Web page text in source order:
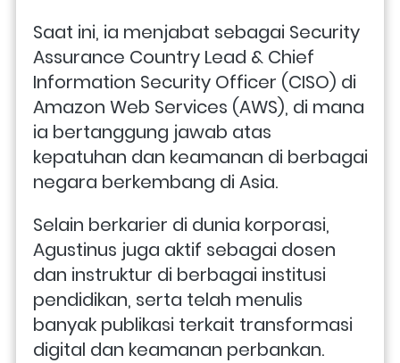
Saat ini, ia menjabat sebagai Security
Assurance Country Lead & Chief
Information Security Officer (CISO) di
Amazon Web Services (AWS), di mana
ia bertanggung jawab atas
kepatuhan dan keamanan di berbagai
negara berkembang di Asia.
Selain berkarier di dunia korporasi,
Agustinus juga aktif sebagai dosen
dan instruktur di berbagai institusi
pendidikan, serta telah menulis
banyak publikasi terkait transformasi
digital dan keamanan perbankan.